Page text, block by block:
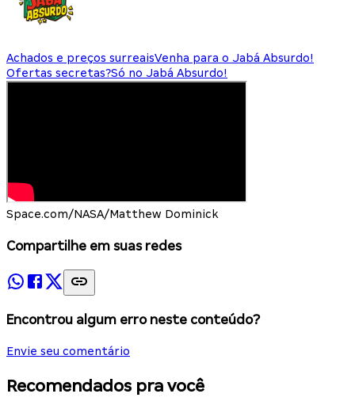
Achados e preços surreaisVenha para o Jabá Absurdo!
Ofertas secretas?Só no Jabá Absurdo!
Space.com/NASA/Matthew Dominick
Compartilhe em suas redes
Encontrou algum erro neste conteúdo?
Envie seu comentário
Recomendados pra você